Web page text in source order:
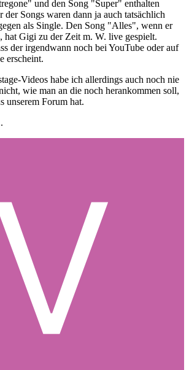
und den Song "Super" enthalten
der Songs waren dann ja auch tatsächlich
als Single. Den Song "Alles", wenn er
hat Gigi zu der Zeit m. W. live gespielt.
der irgendwann noch bei YouTube oder auf
erscheint.
Videos habe ich allerdings auch noch nie
wie man an die noch herankommen soll,
unserem Forum hat.